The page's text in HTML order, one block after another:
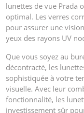
lunettes de vue Prada
optimal. Les verres
pour assurer une
yeux des rayons UV
Que vous soyez au
décontracté, les
sophistiquée à votre
visuelle. Avec leur
fonctionnalité, les
investissement sûr